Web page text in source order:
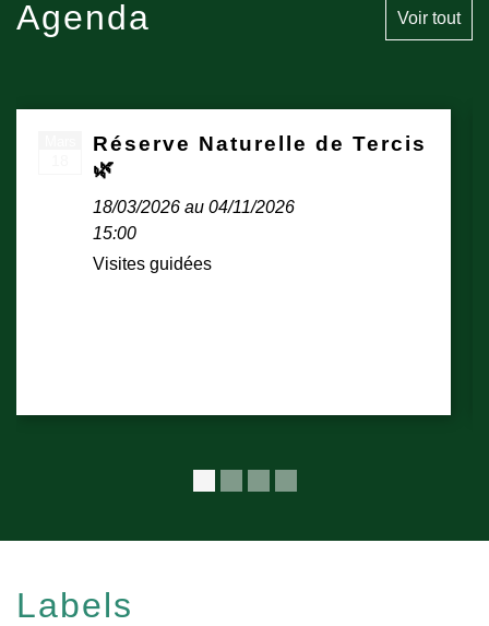
Agenda Voir tout
Réserve Naturelle de Tercis
🌿
18/03/2026 au 04/11/2026
15:00
Visites guidées
Labels